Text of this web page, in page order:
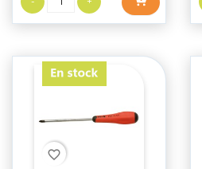
favorite_border